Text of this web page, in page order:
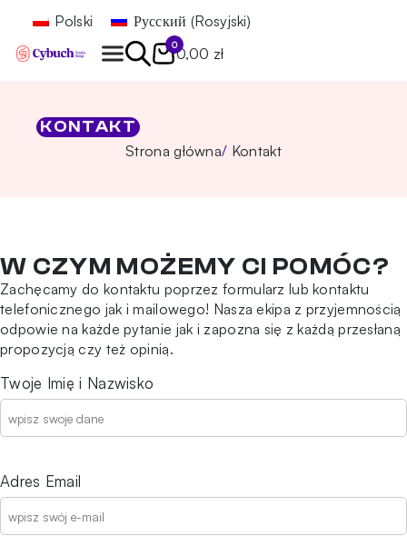
Polski Русский (Rosyjski)
0
0,00 zł
KONTAKT
Strona główna Kontakt
W CZYM MOŻEMY CI POMÓC?
Zachęcamy do kontaktu poprzez formularz lub kontaktu
telefonicznego jak i mailowego! Nasza ekipa z przyjemnością
odpowie na każde pytanie jak i zapozna się z każdą przesłaną
propozycją czy też opinią.
Twoje Imię i Nazwisko
Adres Email